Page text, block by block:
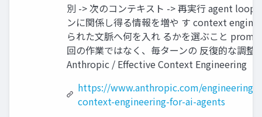
別 -> 次のコンテキスト -> 再実行 agent loop
ンに関係し得る情報を増や す context
られた文脈へ何を入れ るかを選ぶこと
回の作業ではなく、毎ターンの 反復的な調整
Anthropic / Effective Context Engineering
https://www.anthropic.com/engineering/
context-engineering-for-ai-agents